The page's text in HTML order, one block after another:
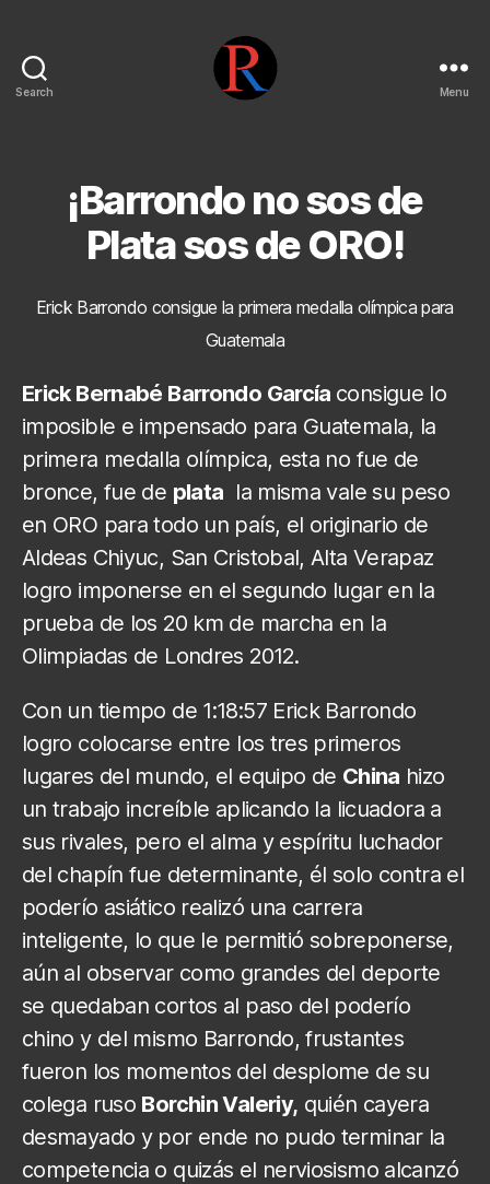
Search Menu
¡Barrondo no sos de
Plata sos de ORO!
Erick Barrondo consigue la primera medalla olímpica para
Guatemala
Erick Bernabé Barrondo García consigue lo
imposible e impensado para Guatemala, la
primera medalla olímpica, esta no fue de
bronce, fue de plata la misma vale su peso
en ORO para todo un país, el originario de
Aldeas Chiyuc, San Cristobal, Alta Verapaz
logro imponerse en el segundo lugar en la
prueba de los 20 km de marcha en la
Olimpiadas de Londres 2012.
Con un tiempo de 1:18:57 Erick Barrondo
logro colocarse entre los tres primeros
lugares del mundo, el equipo de China hizo
un trabajo increíble aplicando la licuadora a
sus rivales, pero el alma y espíritu luchador
del chapín fue determinante, él solo contra el
poderío asiático realizó una carrera
inteligente, lo que le permitió sobreponerse,
aún al observar como grandes del deporte
se quedaban cortos al paso del poderío
chino y del mismo Barrondo, frustantes
fueron los momentos del desplome de su
colega ruso Borchin Valeriy, quién cayera
desmayado y por ende no pudo terminar la
competencia o quizás el nerviosismo alcanzó